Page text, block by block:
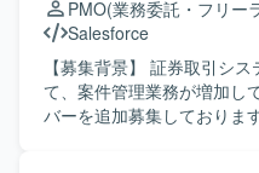
ンを取りながら開発を進め
存コードの改善やリファク
方ですと望ましいです。 【ポジションの魅力】 サーバーサ
イド開発の上流から下流ま
設計力・実装力ともに経験
PMO(業務委託・フリー
Salesforce
【募集背景】 証券取引シ
て、案件管理業務が増加し
バーを追加募集しております。 【作業内容】 稼働中